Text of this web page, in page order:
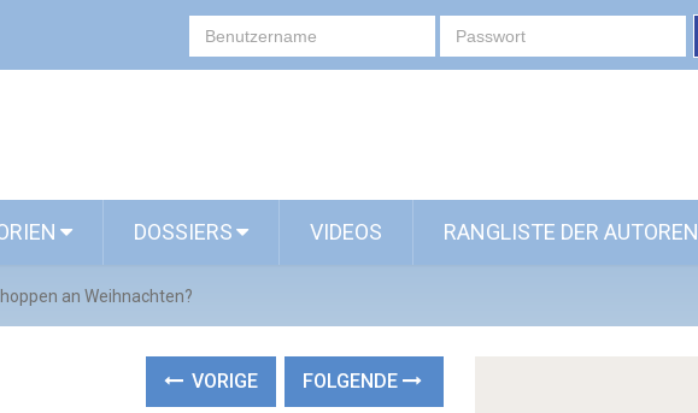
DOSSIERS VIDEOS RANGLISTE DER AUTOREN
an Weihnachten?
VORIGE FOLGENDE